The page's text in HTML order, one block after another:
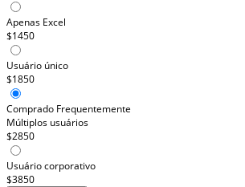
Apenas Excel
$1450
Usuário único
$1850
Comprado Frequentemente
Múltiplos usuários
$2850
Usuário corporativo
$3850